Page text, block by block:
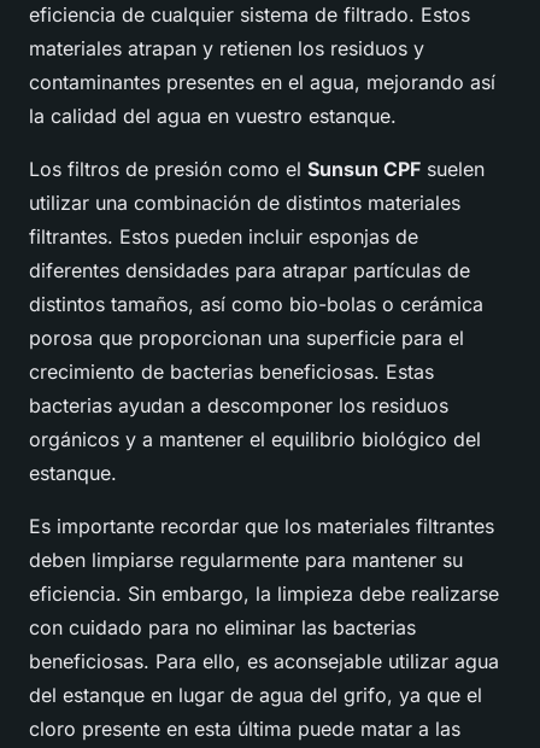
eficiencia de cualquier sistema de filtrado. Estos
materiales atrapan y retienen los residuos y
contaminantes presentes en el agua, mejorando así
la calidad del agua en vuestro estanque.
Los filtros de presión como el Sunsun CPF suelen
utilizar una combinación de distintos materiales
filtrantes. Estos pueden incluir esponjas de
diferentes densidades para atrapar partículas de
distintos tamaños, así como bio-bolas o cerámica
porosa que proporcionan una superficie para el
crecimiento de bacterias beneficiosas. Estas
bacterias ayudan a descomponer los residuos
orgánicos y a mantener el equilibrio biológico del
estanque.
Es importante recordar que los materiales filtrantes
deben limpiarse regularmente para mantener su
eficiencia. Sin embargo, la limpieza debe realizarse
con cuidado para no eliminar las bacterias
beneficiosas. Para ello, es aconsejable utilizar agua
del estanque en lugar de agua del grifo, ya que el
cloro presente en esta última puede matar a las